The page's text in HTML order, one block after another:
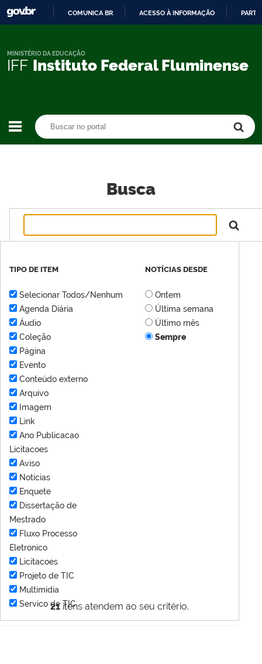
CONTEÚDO
COMUNICA BR ACESSO À INFORMAÇÃO
IFF Instituto Federal Fluminense
MINISTÉRIO DA EDUCAÇÃO
Busca
21 itens atendem ao seu critério.
TIPO DE ITEM
Selecionar Todos/Nenhum
Agenda Diária
Áudio
Coleção
Página
Evento
Conteúdo externo
Arquivo
Imagem
Link
Ano Publicacao
Licitacoes
Aviso
Notícias
Enquete
Dissertação de
Mestrado
Fluxo Processo
Eletronico
Licitacoes
Projeto de TIC
Multimídia
Servico de TIC
NOTÍCIAS DESDE
Ontem
Última semana
Último mês
Sempre